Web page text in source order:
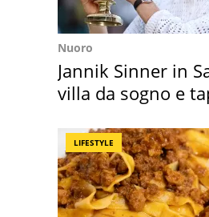
Nuoro
Jannik Sinner in
villa da sogno e
LIFESTYLE